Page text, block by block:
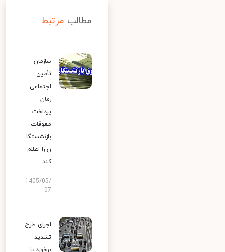
مطالب مرتبط
سازمان
تأمین
اجتماعی
زمان
پرداخت
معوقات
بازنشستگا
ن را اعلام
کند
1405/05/
07
اجرای طرح
تشدید
برخورد با